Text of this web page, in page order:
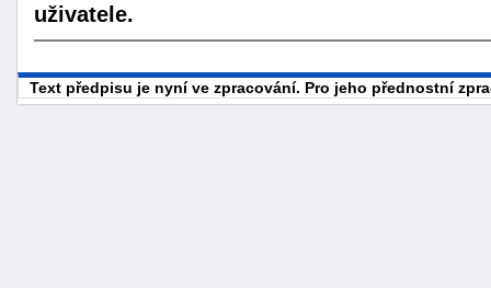
uživatele.
Text předpisu je nyní ve zpracování. Pro jeho přednostní